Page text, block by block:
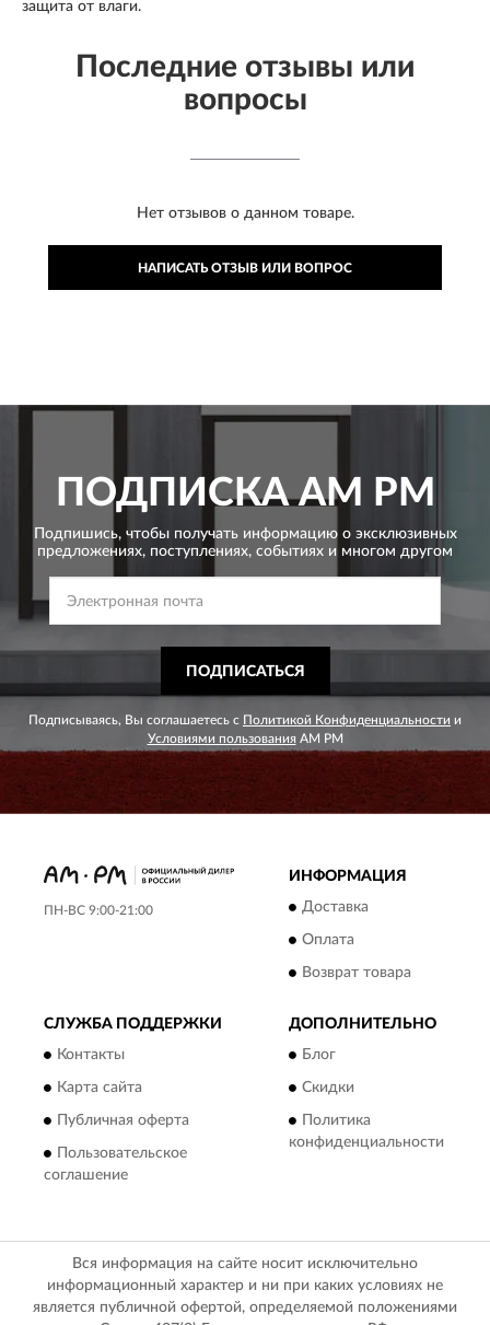
защита от влаги.
Последние отзывы или
вопросы
Нет отзывов о данном товаре.
НАПИСАТЬ ОТЗЫВ ИЛИ ВОПРОС
ПОДПИСКАAM PM
Подпишись, чтобы получать информацию о эксклюзивных
предложениях, поступлениях, событиях и многом другом
ПОДПИСАТЬСЯ
Подписываясь, Вы соглашаетесь с Политикой Конфиденциальности и
Условиями пользования AM PM
ПН-ВС 9:00-21:00
ИНФОРМАЦИЯ
Доставка
Оплата
Возврат товара
СЛУЖБА ПОДДЕРЖКИ
Контакты
Карта сайта
Публичная оферта
Пользовательское
соглашение
ДОПОЛНИТЕЛЬНО
Блог
Скидки
Политика
конфиденциальности
Вся информация на сайте носит исключительно
информационный характер и ни при каких условиях не
является публичной офертой, определяемой положениями